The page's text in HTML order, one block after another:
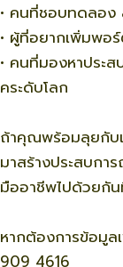
• คนที่ชอบทดลอง
• ผู้ที่อยากเพิ่มพอ
• คนที่มองหาประ
คระดับโลก
ถ้าคุณพร้อมลุยกับเ
มาสร้างประสบกา
มืออาชีพไปด้วยกั
หากต้องการข้อมู
909 4616